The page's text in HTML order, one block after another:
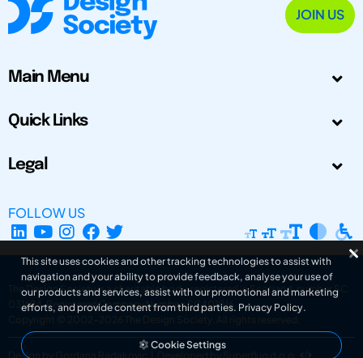
JOIN US
Main Menu
Quick Links
Legal
FOLLOW US
The Design Society is a charitable body, registered in Scotland, number SC
031694. Registered Company Number: SC401016.
Copyright © 2002-2026
The Design Society . All rights reserved.
Design by Gordana Radakovic Developed by Superfluo d.o.o.
This site uses cookies and other tracking technologies to assist with
navigation and your ability to provide feedback, analyse your use of
our products and services, assist with our promotional and marketing
efforts, and provide content from third parties. Privacy Policy.
Cookie Settings